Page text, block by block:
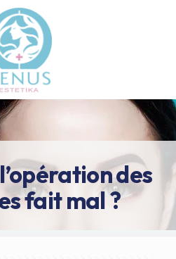
des
fait mal ?